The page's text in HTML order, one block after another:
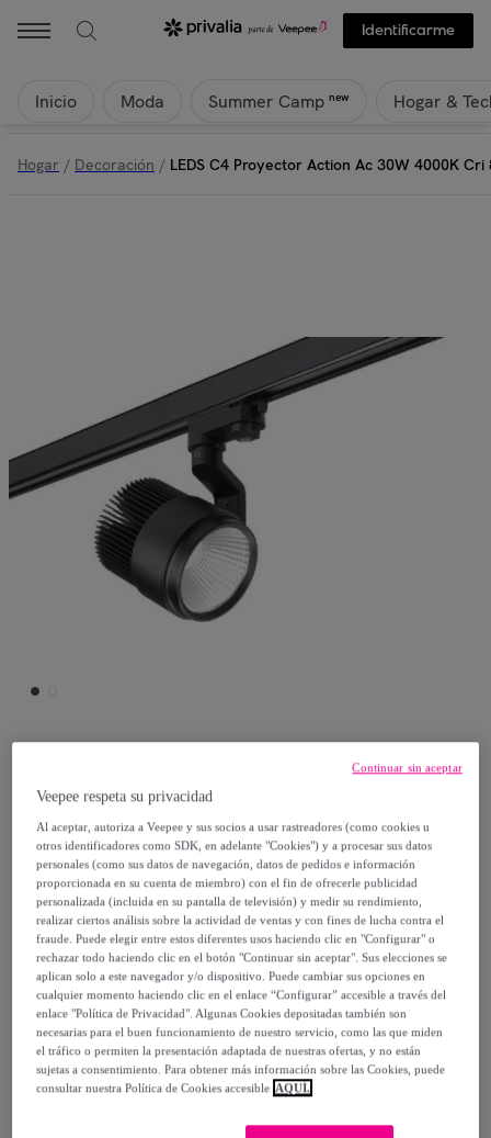
Identificarme
Inicio Moda Summer Camp new Hogar &
Hogar / Decoración / LEDS C4 Proyector Action Ac 30W 4000K Cri
LEDS C4 Proyector Action Ac 30W 4000K
Cri 80 Negro 2161Lm
Modelo: LEDS C4 Proyector Action Ac
30W 4000K Cri 80 Negro 2161Lm
44,95 €
66,00 €
-31%
Veepee respeta su privacidad
Al aceptar, autoriza a Veepee y sus socios a usar rastreadores (como cookies u
otros identificadores como SDK, en adelante "Cookies") y a procesar sus datos
personales (como sus datos de navegación, datos de pedidos e información
proporcionada en su cuenta de miembro) con el fin de ofrecerle publicidad
personalizada (incluida en su pantalla de televisión) y medir su rendimiento,
realizar ciertos análisis sobre la actividad de ventas y con fines de lucha contra el
fraude. Puede elegir entre estos diferentes usos haciendo clic en "Configurar" o
rechazar todo haciendo clic en el botón "Continuar sin aceptar". Sus elecciones se
aplican solo a este navegador y/o dispositivo. Puede cambiar sus opciones en
cualquier momento haciendo clic en el enlace “Configurar” accesible a través del
enlace "Política de Privacidad". Algunas Cookies depositadas también son
necesarias para el buen funcionamiento de nuestro servicio, como las que miden
el tráfico o permiten la presentación adaptada de nuestras ofertas, y no están
sujetas a consentimiento. Para obtener más información sobre las Cookies, puede
consultar nuestra Política de Cookies accesible AQUÍ.
Continuar sin aceptar